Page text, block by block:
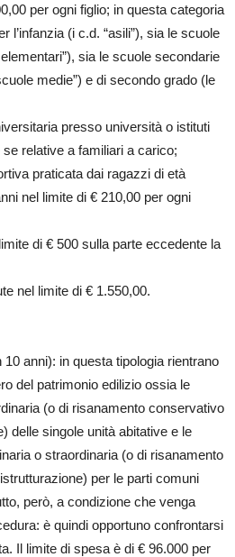
per ogni figlio; in questa categoria
l’infanzia (i c.d. “asili”), sia le scuole
sia le scuole secondarie
medie”) e di secondo grado (le
presso università o istituti
relative a familiari a carico;
praticata dai ragazzi di età
nel limite di € 210,00 per ogni
di € 500 sulla parte eccedente la
nel limite di € 1.550,00.
anni): in questa tipologia rientrano
del patrimonio edilizio ossia le
(o di risanamento conservativo
delle singole unità abitative e le
o straordinaria (o di risanamento
per le parti comuni
però, a condizione che venga
è quindi opportuno confrontarsi
Il limite di spesa è di € 96.000 per